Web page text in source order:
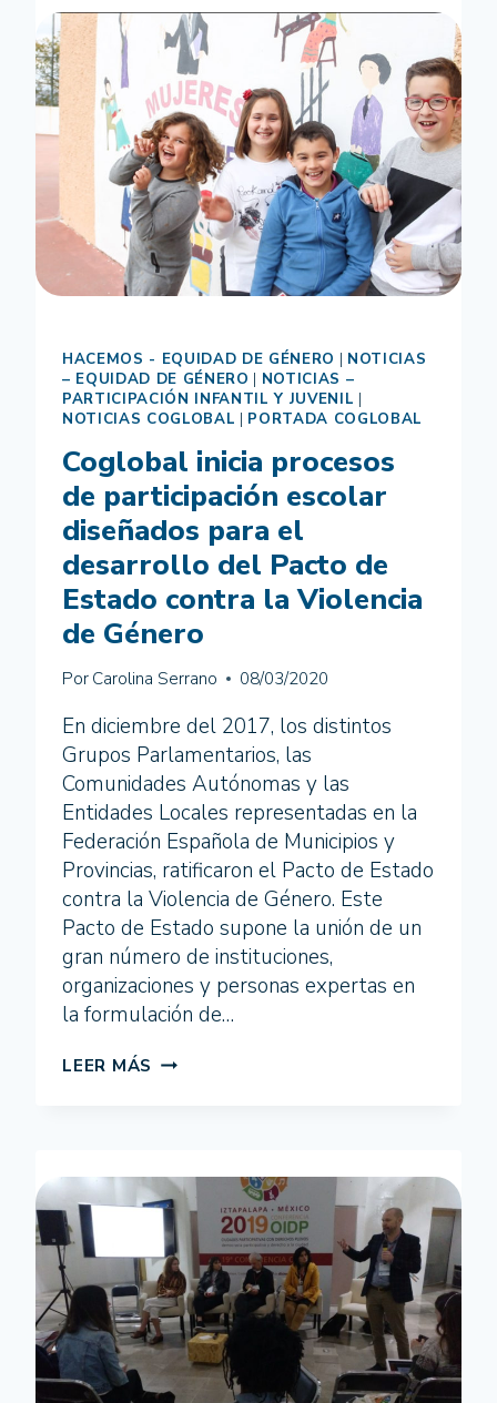
PARA
EL
DESARROLLO
DEL
PACTO
DE
ESTADO
CONTRA
LA
VIOLENCIA
DE
GÉNERO
HACEMOS - EQUIDAD DE GÉNERO
NOTICIAS
– EQUIDAD DE GÉNERO
NOTICIAS –
PARTICIPACIÓN INFANTIL Y JUVENIL
NOTICIAS COGLOBAL
PORTADA COGLOBAL
Coglobal inicia procesos
de participación escolar
diseñados para el
desarrollo del Pacto de
Estado contra la Violencia
de Género
Por Carolina Serrano 08/03/2020
En diciembre del 2017, los distintos
Grupos Parlamentarios, las
Comunidades Autónomas y las
Entidades Locales representadas en la
Federación Española de Municipios y
Provincias, ratificaron el Pacto de Estado
contra la Violencia de Género. Este
Pacto de Estado supone la unión de un
gran número de instituciones,
organizaciones y personas expertas en
la formulación de…
LEER MÁS COGLOBAL
ESCOLAR
DISEÑADOS
PARA
EL
DESARROLLO
DEL
PACTO
DE
ESTADO
CONTRA